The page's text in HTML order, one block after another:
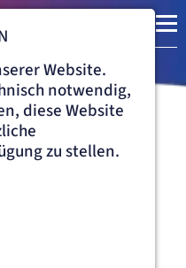
und
Website.
notwendig,
diese Website
zu stellen.